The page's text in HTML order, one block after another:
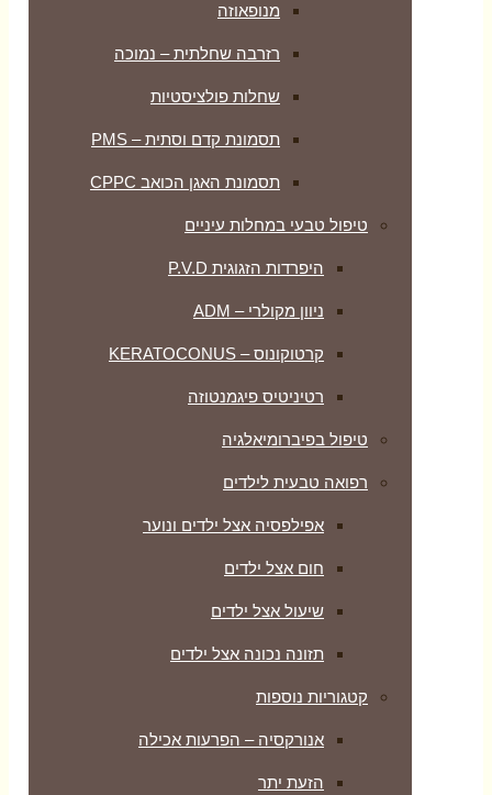
מנופאוזה
רזרבה שחלתית – נמוכה
שחלות פולציסטיות
תסמונת קדם וסתית – PMS
תסמונת האגן הכואב CPPC
טיפול טבעי במחלות עיניים
היפרדות הזגוגית P.V.D
ניוון מקולרי – ADM
קרטוקונוס – KERATOCONUS
רטיניטיס פיגמנטוזה
טיפול בפיברומיאלגיה
רפואה טבעית לילדים
אפילפסיה אצל ילדים ונוער
חום אצל ילדים
שיעול אצל ילדים
תזונה נכונה אצל ילדים
קטגוריות נוספות
אנורקסיה – הפרעות אכילה
הזעת יתר